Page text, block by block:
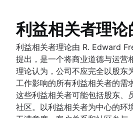
提案大纲
项目章程与项目海报
Goal management
实施计划
组织结构图
营销计划
项目组合管理
可行性研究
Project calendar
如何规划任务优先级
生态系统梳理
目标一致
活动营销
品牌发布
品牌焕新指南：核心
Business objectives
使命声明
愿景面板
根本原因分析
PDCA 周期
艾森豪威尔矩阵
BCG 矩阵
项目治理
里程碑图表
关键路径法
滞后期如何影响项目
什么是综合总时间表
项目预算
概述
概述
产能规划
资源分解结构
资源调度
跟踪
项目采购规划
企业资源管理
项目成本管理
项目执行
概述
使用模板更快地完成
项目跟踪
范围蔓延
RACI 图表
决策流程
管理多个项目
可视化项目管理
可视化项目管理
在线白板
项目设计
设计冲刺
用户移情图
白板策略
资源规划
迭代流程
流程图绘制
操作流程图
流程文档
自动化
借助自动化，全面
业务流程自动化
流程自动化
时间管理
时间管理
风险管理
知识分享
概述
概述
将视频置于页面上以更好
管理通知和管理提醒
集中式知识库
Project closure
什么是项目收尾？
利益相关者理论
利益相关者理论由 R. Edward
提出，是一个将商业道德与运营
理论认为，公司不应完全以股东
工作影响的所有利益相关者的需
这些利益相关者可能包括股东、
社区。以利益相关者为中心的环